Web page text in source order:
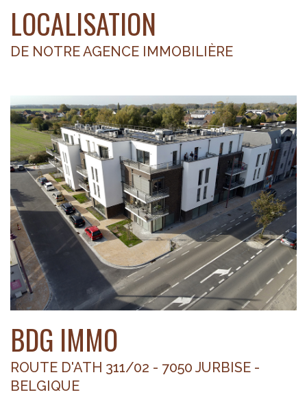
LOCALISATION
DE NOTRE AGENCE IMMOBILIÈRE
BDG IMMO
ROUTE D'ATH 311/02 - 7050 JURBISE -
BELGIQUE